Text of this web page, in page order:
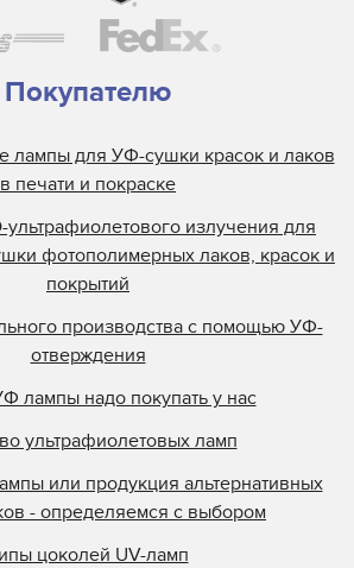
Покупателю
лампы для УФ-сушки красок и лаков
в печати и покраске
излучения для
фотополимерных лаков, красок и
покрытий
производства с помощью УФ-
отверждения
лампы надо покупать у нас
ультрафиолетовых ламп
или продукция альтернативных
- определяемся с выбором
цоколей UV-ламп